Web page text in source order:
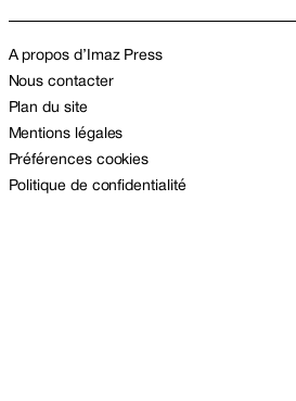
A propos d’Imaz Press
Nous contacter
Plan du site
Mentions légales
Préférences cookies
Politique de confidentialité